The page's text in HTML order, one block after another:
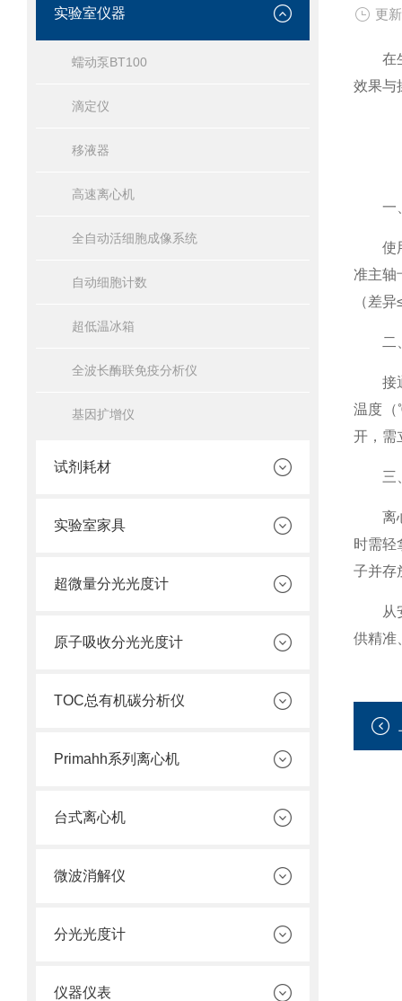
实验室仪器
蠕动泵BT100
滴定仪
移液器
高速离心机
全自动活细胞成像系统
自动细胞计数
超低温冰箱
全波长酶联免疫分析仪
基因扩增仪
试剂耗材
实验室家具
超微量分光光度计
原子吸收分光光度计
TOC总有机碳分析仪
Primahh系列离心机
台式离心机
微波消解仪
分光光度计
仪器仪表
更
在生
效果与
一、
使用
准主轴
（差
二、
接通
温度（
开，需
三、
离心
时需轻
子并存
从安
供精准